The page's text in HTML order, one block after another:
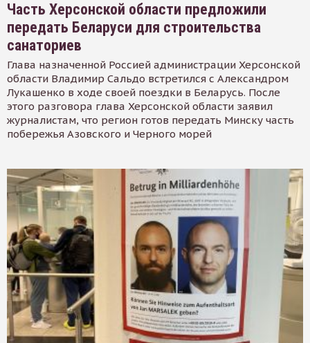
Часть Херсонской области предложили
передать Беларуси для строительства
санаториев
Глава назначенной Россией администрации Херсонской
области Владимир Сальдо встретился с Александром
Лукашенко в ходе своей поездки в Беларусь. После
этого разговора глава Херсонской области заявил
журналистам, что регион готов передать Минску часть
побережья Азовского и Черного морей